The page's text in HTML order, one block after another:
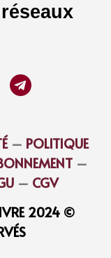
– POLITIQUE
–
– CGV
2024 ©